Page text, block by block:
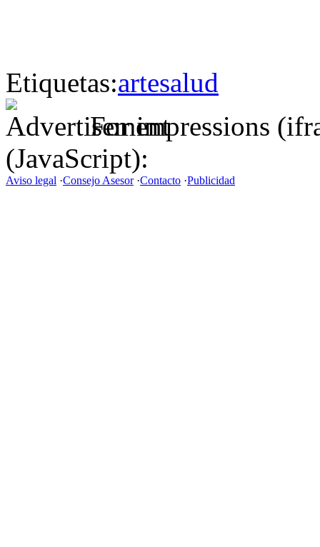
Etiquetas:artesalud
For impressions
(JavaScript):
Aviso legal ·Consejo Asesor·Contacto ·Publicidad